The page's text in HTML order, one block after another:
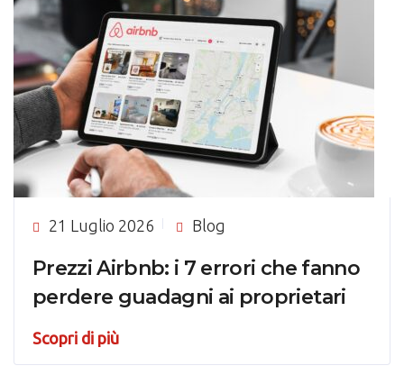
21 Luglio 2026 Blog
Prezzi Airbnb: i 7 errori che fanno
perdere guadagni ai proprietari
Scopri di più